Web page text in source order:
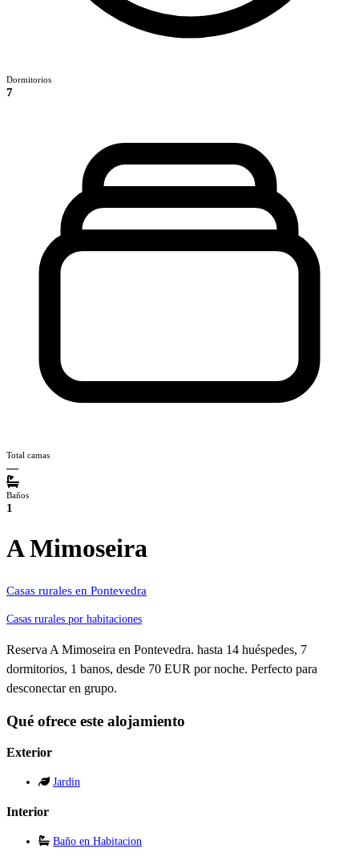
Dormitorios
7
Total camas
—
Baños
1
A Mimoseira
Casas rurales en Pontevedra
Casas rurales por habitaciones
Reserva A Mimoseira en Pontevedra. hasta 14 huéspedes, 7
dormitorios, 1 banos, desde 70 EUR por noche. Perfecto para
desconectar en grupo.
Qué ofrece este alojamiento
Exterior
Jardin
Interior
Baño en Habitacion